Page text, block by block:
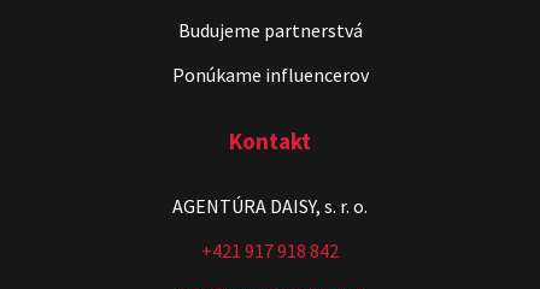
Budujeme partnerstvá
Ponúkame influencerov
Kontakt
AGENTÚRA DAISY, s. r. o.
+421 917 918 842